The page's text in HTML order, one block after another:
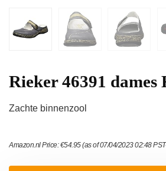
Rieker 46391 dames
Zachte binnenzool
Amazon.nl Price:€54.95(as of 07/04/2023 02:48